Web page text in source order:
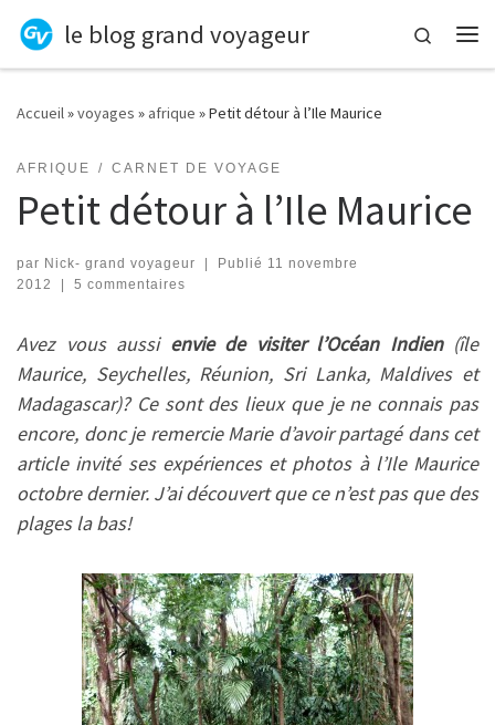
Skip to content
le blog grand voyageur
Search
Accueil»voyages » afrique »Petit détour à l’Ile Maurice
AFRIQUE CARNET DE VOYAGE
Petit détour à l’Ile Maurice
par Nick- grand voyageur | Publié 11 novembre
2012
| 5 commentaires
Avez vous aussi envie de visiter l’Océan Indien(île
Maurice, Seychelles, Réunion, Sri Lanka, Maldives et
Madagascar)? Ce sont des lieux que je ne connais pas
encore, donc je remercieMarie d’avoir partagé dans cet
article invité ses expériences et photos à l’Ile Maurice
octobre dernier. J’ai découvert que ce n’est pas que des
plages la bas!